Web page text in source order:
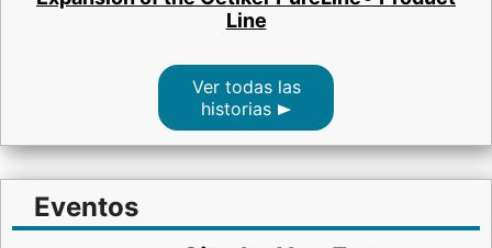
Line
Ver todas las
historias
Eventos